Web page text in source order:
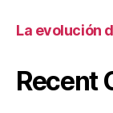
La evolución
Recent